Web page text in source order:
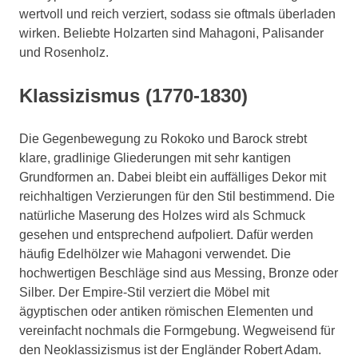
wertvoll und reich verziert, sodass sie oftmals überladen
wirken. Beliebte Holzarten sind Mahagoni, Palisander
und Rosenholz.
Klassizismus (1770-1830)
Die Gegenbewegung zu Rokoko und Barock strebt
klare, gradlinige Gliederungen mit sehr kantigen
Grundformen an. Dabei bleibt ein auffälliges Dekor mit
reichhaltigen Verzierungen für den Stil bestimmend. Die
natürliche Maserung des Holzes wird als Schmuck
gesehen und entsprechend aufpoliert. Dafür werden
häufig Edelhölzer wie Mahagoni verwendet. Die
hochwertigen Beschläge sind aus Messing, Bronze oder
Silber. Der Empire-Stil verziert die Möbel mit
ägyptischen oder antiken römischen Elementen und
vereinfacht nochmals die Formgebung. Wegweisend für
den Neoklassizismus ist der Engländer Robert Adam.